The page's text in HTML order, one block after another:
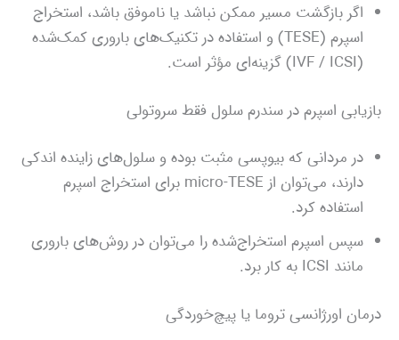
اگر بازگشت مسیر ممکن نباشد یا ناموفق باشد، استخراج
اسپرم (TESE) و استفاده در تکنیک‌های باروری کمک‌شده
(IVF / ICSI) گزینه‌ای مؤثر است.
بازیابی اسپرم در سندرم سلول فقط سروتولی
در مردانی که بیوپسی مثبت بوده و سلول‌های زاینده اندکی
دارند، می‌توان از micro‑TESE برای استخراج اسپرم
استفاده کرد.
سپس اسپرم استخراج‌شده را می‌توان در روش‌های باروری
مانند ICSI به کار برد.
درمان اورژانسی تروما یا پیچ‌خوردگی